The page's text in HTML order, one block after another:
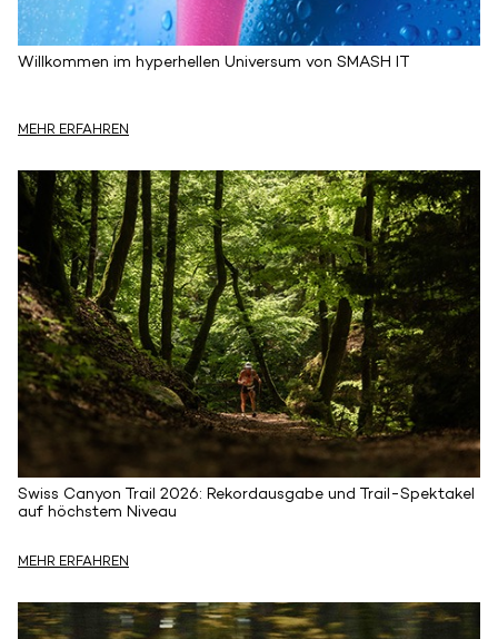
Willkommen im hyperhellen Universum von SMASH IT
MEHR ERFAHREN
Swiss Canyon Trail 2026: Rekordausgabe und Trail-Spektakel
auf höchstem Niveau
MEHR ERFAHREN